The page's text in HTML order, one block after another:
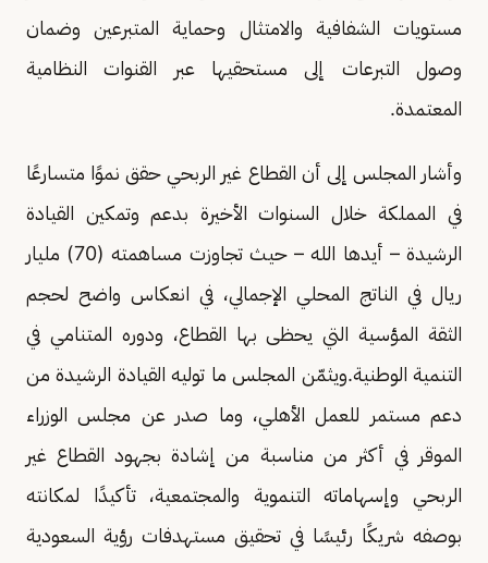
مستويات الشفافية والامتثال وحماية المتبرعين وضمان
وصول التبرعات إلى مستحقيها عبر القنوات النظامية
المعتمدة.
وأشار المجلس إلى أن القطاع غير الربحي حقق نموًا متسارعًا
في المملكة خلال السنوات الأخيرة بدعم وتمكين القيادة
الرشيدة – أيدها الله – حيث تجاوزت مساهمته (70) مليار
ريال في الناتج المحلي الإجمالي، في انعكاس واضح لحجم
الثقة المؤسية التي يحظى بها القطاع، ودوره المتنامي في
التنمية الوطنية.ويثمّن المجلس ما توليه القيادة الرشيدة من
دعم مستمر للعمل الأهلي، وما صدر عن مجلس الوزراء
الموقر في أكثر من مناسبة من إشادة بجهود القطاع غير
الربحي وإسهاماته التنموية والمجتمعية، تأكيدًا لمكانته
بوصفه شريكًا رئيسًا في تحقيق مستهدفات رؤية السعودية